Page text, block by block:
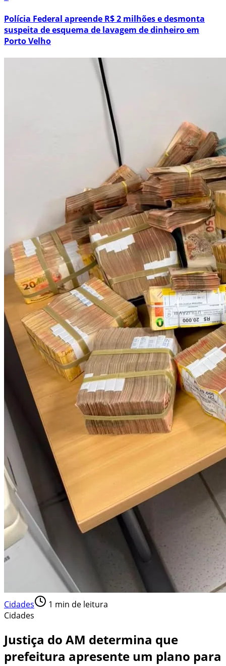
Polícia Federal apreende R$ 2 milhões e desmonta
suspeita de esquema de lavagem de dinheiro em
Porto Velho
Cidades 1 min de leitura
Cidades
Justiça do AM determina que
prefeitura apresente um plano para